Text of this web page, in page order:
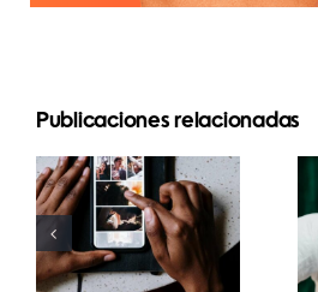
Publicaciones relacionadas
Las mejores
apps para
animar fotos
y crear
publicaciones